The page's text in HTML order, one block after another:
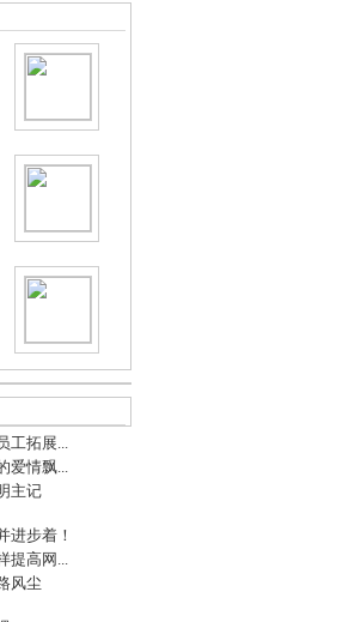
工拓展...
爱情飘...
主记
进步着！
提高网...
风尘